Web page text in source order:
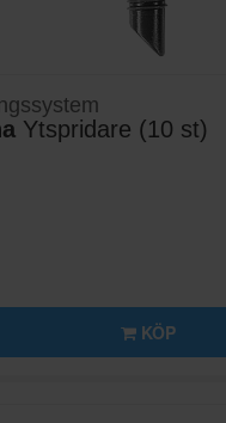
Ytspridare (10 st)
KÖP